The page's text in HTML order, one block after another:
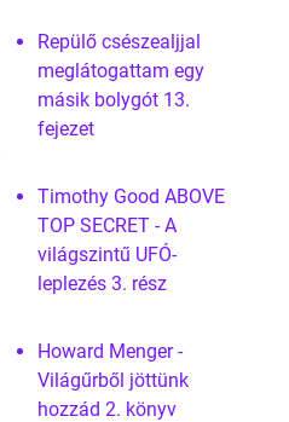
Repülő csészealjjal
meglátogattam egy
másik bolygót 13.
fejezet
Timothy Good ABOVE
TOP SECRET - A
világszintű UFÓ-
leplezés 3. rész
Howard Menger -
Világűrből jöttünk
hozzád 2. könyv